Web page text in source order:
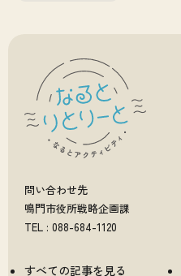
問い合わせ先
鳴門市役所戦略企画課
TEL : 088-684-1120
すべての記事を見る